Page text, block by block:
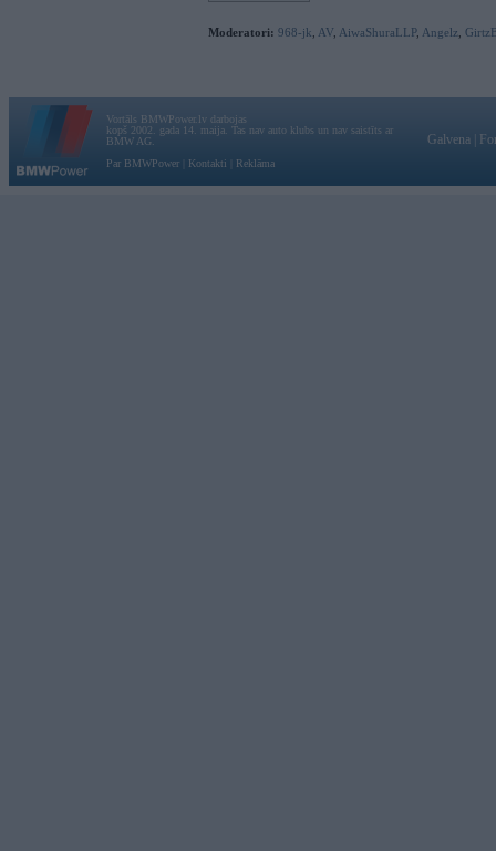
Moderatori: 968-jk AV AiwaShuraLLP, Angelz
Vortāls BMWPower.lv darbojas
kopš 2002. gada 14. maija. Tas nav auto klubs un nav saistīts ar
BMW AG.
Par BMWPower
Kontakti Reklāma
Galvena